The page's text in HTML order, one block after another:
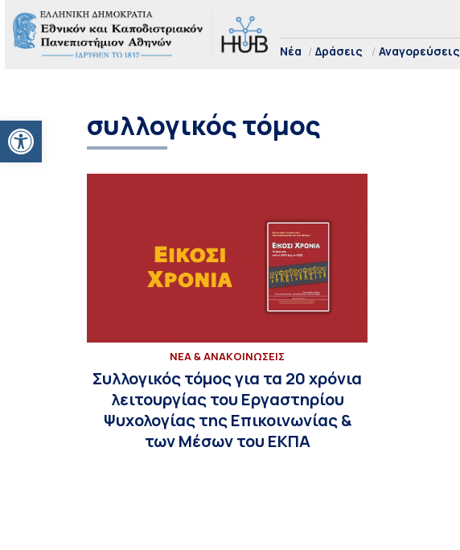
Ανοίξτε τη γραμμή εργαλείων
Νέα Δράσεις Αναγορεύσεις
συλλογικός τόμος
ΝΕΑ & ΑΝΑΚΟΙΝΩΣΕΙΣ
Συλλογικός τόμος για τα 20 χρόνια
λειτουργίας του Εργαστηρίου
Ψυχολογίας της Επικοινωνίας &
των Μέσων του ΕΚΠΑ